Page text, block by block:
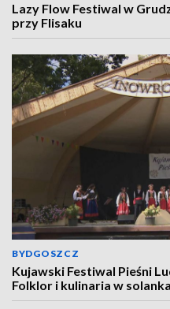
Lazy Flow Festiwal w
przy Flisaku
BYDGOSZCZ
Kujawski Festiwal Pieśni
Folklor i kulinaria w